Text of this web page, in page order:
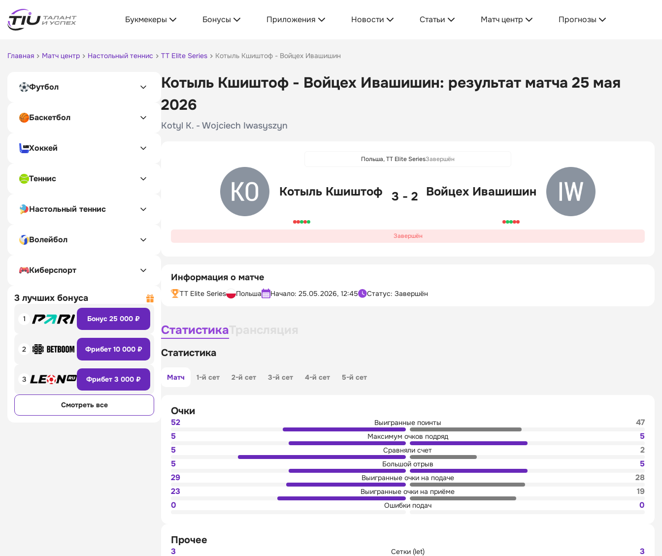
Букмекеры Бонусы Приложения Новости Статьи Матч центр Прогнозы
Главная Матч центр Настольный теннис TT Elite Series Котыль Кшиштоф - Войцех Ивашишин
Футбол
Баскетбол
Хоккей
Теннис
Настольный теннис
Волейбол
Киберспорт
3 лучших бонуса
1 Бонус 25 000 ₽
2 Фрибет 10 000 ₽
3 Фрибет 3 000 ₽
Смотреть все
Котыль Кшиштоф - Войцех Ивашишин: результат матча 25 мая
2026
Kotyl K. - Wojciech Iwasyszyn
Польша, TT Elite SeriesЗавершён
Котыль Кшиштоф 3 - 2 Войцех Ивашишин
Завершён
Информация о матче
TT Elite Series Польша Начало: 25.05.2026, 12:45 Статус: Завершён
Статистика
Статистика
Матч 1-й сет 2-й сет 3-й сет 4-й сет 5-й сет
Очки
52 Выигранные поинты
47
5
Максимум очков подряд
5
5
Сравняли счет
2
5
Большой отрыв
5
29
Выигранные очки на подаче
28
23
Выигранные очки на приёме
19
0
Ошибки подач 0
Прочее
3 Сетки (let) 3